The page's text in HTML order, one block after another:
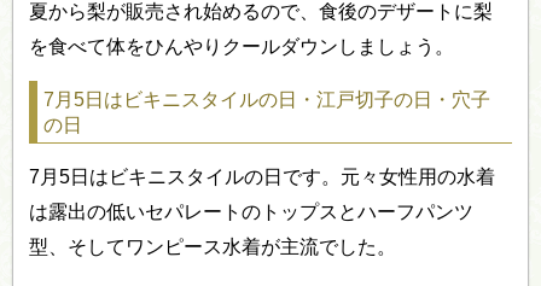
夏から梨が販売され始めるので、食後のデザートに梨
を食べて体をひんやりクールダウンしましょう。
7月5日はビキニスタイルの日・江戸切子の日・穴子
の日
7月5日はビキニスタイルの日です。元々女性用の水着
は露出の低いセパレートのトップスとハーフパンツ
型、そしてワンピース水着が主流でした。